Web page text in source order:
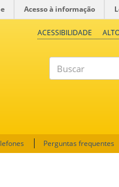
Acesso à informação
ACESSIBILIDADE
Perguntas frequentes